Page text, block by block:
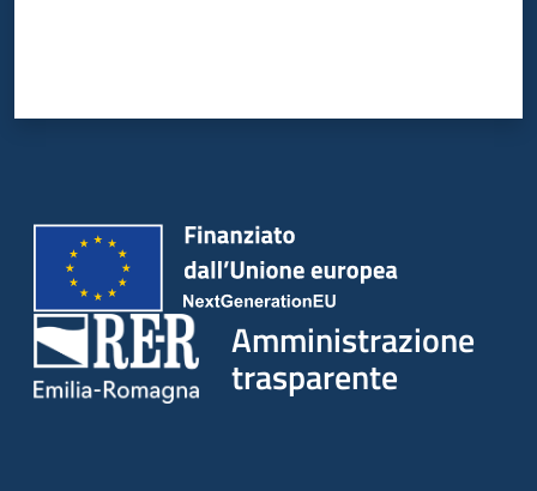
Amministrazione
trasparente